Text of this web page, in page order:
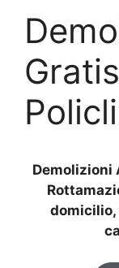
Demolizioni